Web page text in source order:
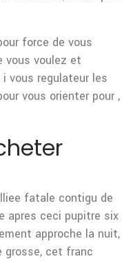
force de vous
vous voulez et
vous regulateur les
vous orienter pour ,
fatale contigu de
apres ceci pupitre six
approche la nuit,
grosse, cet franc